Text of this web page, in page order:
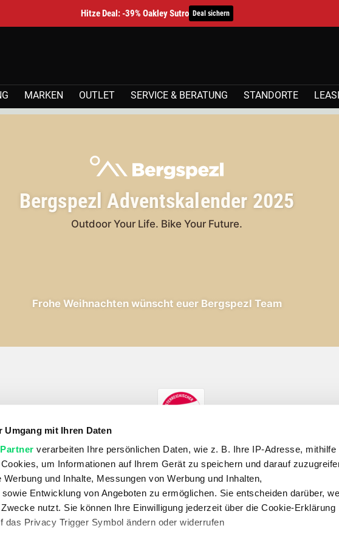
mit Ihren Daten
verarbeiten Ihre persönlichen Daten, wie z. B. Ihre IP-Adresse, mithilfe
um Informationen auf Ihrem Gerät zu speichern und darauf
und Inhalte, Messungen von Werbung und Inhalten,
Entwicklung von Angeboten zu ermöglichen. Sie entscheiden darüber,
nutzt. Sie können Ihre Einwilligung jederzeit über die Cookie-Erklärung
das Privacy Trigger Symbol ändern oder widerrufen
Hitze Deal: -39% Oakley Sutro Deal sichern
MARKEN OUTLET SERVICE & BERATUNG STANDORTE
Bergspezl Adventskalender 2025
Outdoor Your Life. Bike Your Future.
Frohe Weihnachten wünscht euer Bergspezl Team
SHOP
E-Bikes Fahrrad Outdoor Skitouren Wandern
Dein